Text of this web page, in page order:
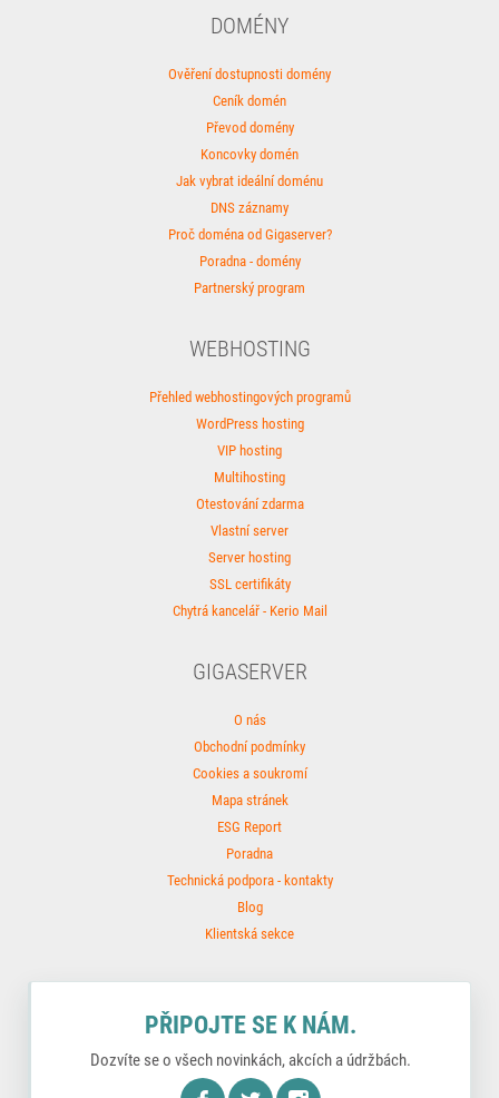
DOMÉNY
Ověření dostupnosti domény
Ceník domén
Převod domény
Koncovky domén
Jak vybrat ideální doménu
DNS záznamy
Proč doména od Gigaserver?
Poradna - domény
Partnerský program
WEBHOSTING
Přehled webhostingových programů
WordPress hosting
VIP hosting
Multihosting
Otestování zdarma
Vlastní server
Server hosting
SSL certifikáty
Chytrá kancelář - Kerio Mail
GIGASERVER
O nás
Obchodní podmínky
Cookies a soukromí
Mapa stránek
ESG Report
Poradna
Technická podpora - kontakty
Blog
Klientská sekce
PŘIPOJTE SE K NÁM.
Dozvíte se o všech novinkách, akcích a údržbách.